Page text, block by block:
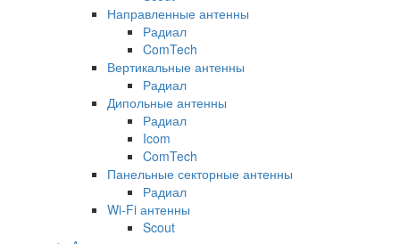
Направленные антенны
Радиал
ComTech
Вертикальные антенны
Радиал
Дипольные антенны
Радиал
Icom
ComTech
Панельные секторные антенны
Радиал
Wi-Fi антенны
Scout